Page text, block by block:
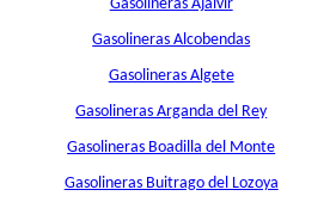
Gasolineras Ajalvir
Gasolineras Alcobendas
Gasolineras Algete
Gasolineras Arganda del Rey
Gasolineras Boadilla del Monte
Gasolineras Buitrago del Lozoya